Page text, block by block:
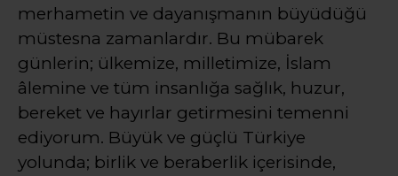
merhametin ve dayanışmanın büyüdüğü
müstesna zamanlardır. Bu mübarek
günlerin; ülkemize, milletimize, İslam
âlemine ve tüm insanlığa sağlık, huzur,
bereket ve hayırlar getirmesini temenni
ediyorum. Büyük ve güçlü Türkiye
yolunda; birlik ve beraberlik içerisinde,